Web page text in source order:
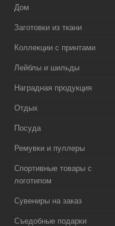
Дом
Заготовки из ткани
Коллекции с принтами
Лейблы и шильды
Наградная продукция
Отдых
Посуда
Ремувки и пуллеры
Спортивные товары с
логотипом
Сувениры на заказ
Съедобные подарки